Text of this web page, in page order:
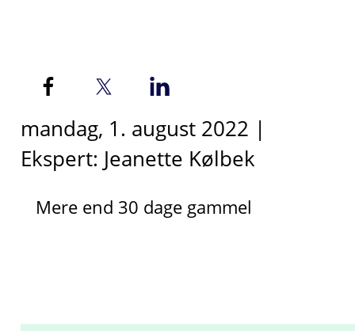
mandag, 1. august 2022 |
Ekspert: Jeanette Kølbek
Mere end 30 dage gammel